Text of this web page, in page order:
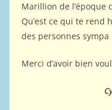
Marillion de l’époque
Qu’est ce qui te rend
des personnes
Merci d’avoir bien